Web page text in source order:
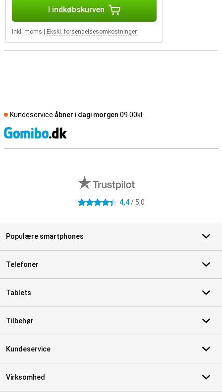
I indkøbskurven
Inkl. moms Ekskl. forsendelsesomkostninger
Kundeservice åbner i dagi morgen 09.00kl.
4.4 stjerner 4,4/ 5,0
Populære smartphones
Telefoner
Tablets
Tilbehør
Kundeservice
Virksomhed